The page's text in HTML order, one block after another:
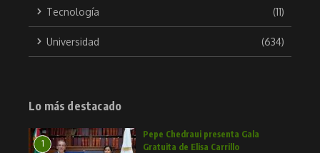
Tecnología (11)
Universidad (634)
Lo más destacado
1
Pepe Chedraui presenta Gala
Gratuita de Elisa Carrillo